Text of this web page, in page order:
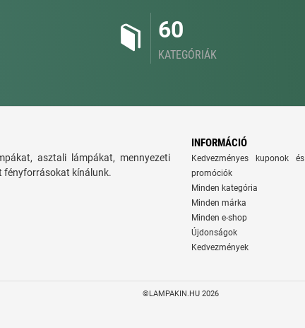
60
KATEGÓRIÁK
asztali lámpákat, mennyezeti
fényforrásokat kínálunk.
INFORMÁCIÓ
Kedvezményes kuponok és
promóciók
Minden kategória
Minden márka
Minden e-shop
Újdonságok
Kedvezmények
©LAMPAKIN.HU 2026